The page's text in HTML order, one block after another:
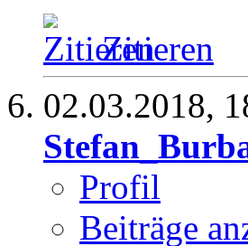
Zitieren
02.03.2018,
Profil
Beiträge